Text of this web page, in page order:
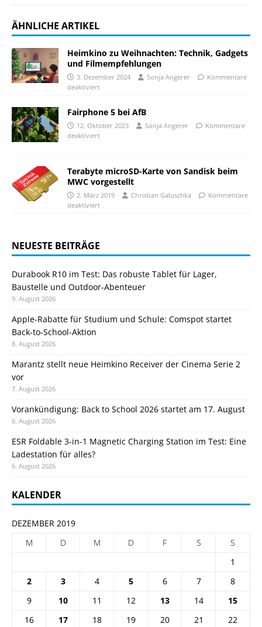
ÄHNLICHE ARTIKEL
Heimkino zu Weihnachten: Technik, Gadgets
und Filmempfehlungen
3. Dezember 2024 Sonja Angerer
Kommentare
deaktiviert
Fairphone 5 bei AfB
12. Oktober 2023 Sonja Angerer
Kommentare
deaktiviert
Terabyte microSD-Karte von Sandisk beim
MWC vorgestellt
2. März 2019 Christian Galuschka
Kommentare
deaktiviert
NEUESTE BEITRÄGE
Durabook R10 im Test: Das robuste Tablet für Lager,
Baustelle und Outdoor-Abenteuer
9. August 2026
Apple-Rabatte für Studium und Schule: Comspot startet
Back-to-School-Aktion
8. August 2026
Marantz stellt neue Heimkino Receiver der Cinema Serie 2
vor
7. August 2026
Vorankündigung: Back to School 2026 startet am 17. August
6. August 2026
ESR Foldable 3-in-1 Magnetic Charging Station im Test: Eine
Ladestation für alles?
6. August 2026
KALENDER
DEZEMBER 2019
M
D M D F S
S
1
2
3 4 5 6 7
8
9
10 11 12 13 14
15
16
17 18 19 20 21 22